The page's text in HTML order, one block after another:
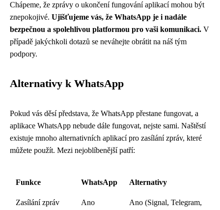
Chápeme, že zprávy o ukončení fungování aplikací mohou být
znepokojivé. Ujišťujeme vás, že WhatsApp je i nadále
bezpečnou a spolehlivou platformou pro vaši komunikaci. V
případě jakýchkoli dotazů se neváhejte obrátit na náš tým
podpory.
Alternativy k WhatsApp
Pokud vás děsí představa, že WhatsApp přestane fungovat, a
aplikace WhatsApp nebude dále fungovat, nejste sami. Naštěstí
existuje mnoho alternativních aplikací pro zasílání zpráv, které
můžete použít. Mezi nejoblíbenější patří:
Funkce WhatsApp Alternativy
Zasílání zpráv Ano
Ano (Signal, Telegram,